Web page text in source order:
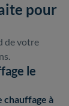
pour
de votre
le
chauffage à